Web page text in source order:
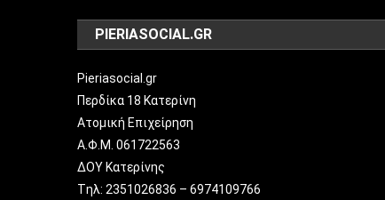
PIERIASOCIAL.GR
Pieriasocial.gr
Περδίκα 18 Κατερίνη
Ατομική Επιχείρηση
Α.Φ.Μ. 061722563
ΔΟΥ Κατερίνης
Tηλ: 2351026836 – 6974109766